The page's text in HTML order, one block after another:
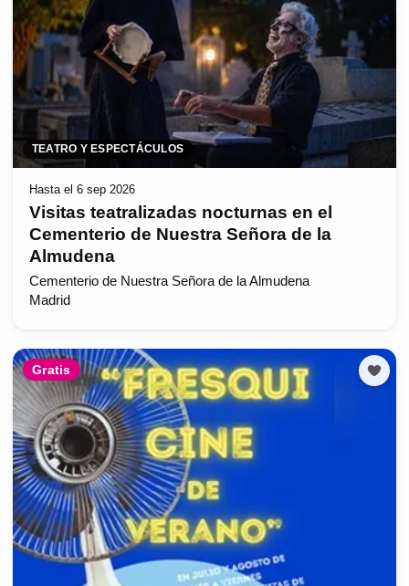
TEATRO Y ESPECTÁCULOS
Hasta el 6 sep 2026
Visitas teatralizadas nocturnas en el
Cementerio de Nuestra Señora de la
Almudena
Cementerio de Nuestra Señora de la Almudena
Madrid
Gratis